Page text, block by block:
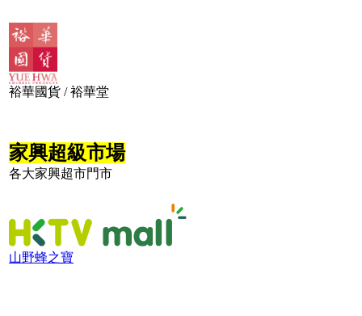
裕華國貨 / 裕華堂
家興超級市場
各大家興超市門市
山野蜂之寶